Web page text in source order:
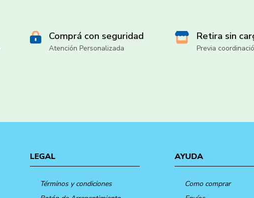
Comprá con seguridad
Atención Personalizada
Retira sin
Previa
LEGAL
Términos y condiciones
AYUDA
Como comprar